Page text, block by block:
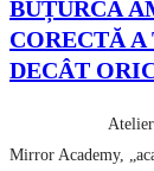
BUȚURCĂ
CORECTĂ
DECÂT
Atelierul de
Mirror Academy,